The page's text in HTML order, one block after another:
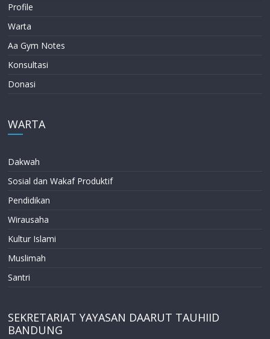
Profile
Warta
Aa Gym Notes
Konsultasi
Donasi
WARTA
Dakwah
Sosial dan Wakaf Produktif
Pendidikan
Wirausaha
Kultur Islami
Muslimah
Santri
SEKRETARIAT YAYASAN DAARUT TAUHIID
BANDUNG